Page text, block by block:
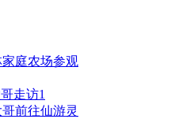
庭农场参观
走访1
前往仙游灵